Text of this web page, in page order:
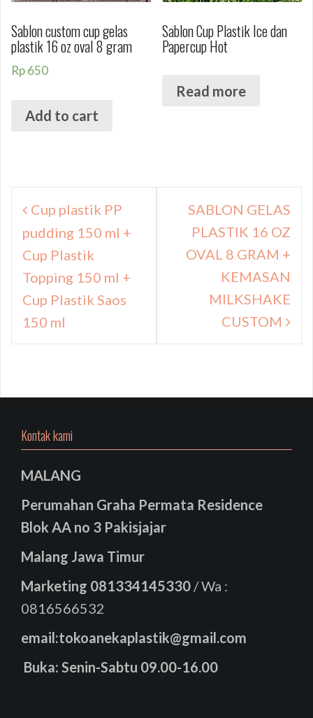
Sablon custom cup gelas
plastik 16 oz oval 8 gram
Rp650
Add to cart
Sablon Cup Plastik Ice dan
Papercup Hot
Read more
Navigasi
posCup plastik PP
pudding 150 ml +
Cup Plastik
Topping 150 ml +
Cup Plastik Saos
150 ml
SABLON GELAS
PLASTIK 16 OZ
OVAL 8 GRAM +
KEMASAN
MILKSHAKE
CUSTOM
Kontak kami
MALANG
Perumahan Graha Permata Residence
Blok AA no 3 Pakisjajar
Malang Jawa Timur
Marketing 081334145330 / Wa :
0816566532
email:tokoanekaplastik@gmail.com
Buka: Senin-Sabtu 09.00-16.00